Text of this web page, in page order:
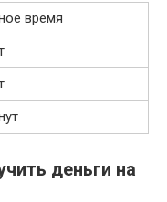
время
деньги на